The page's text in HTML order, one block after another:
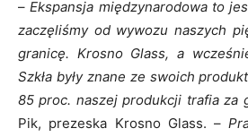
– Ekspansja międzynarodowa to
zaczęliśmy od wywozu naszych
granicę. Krosno Glass, a
Szkła były znane ze swoich
85 proc. naszej produkcji trafia za
Pik, prezeska Krosno Glass. –